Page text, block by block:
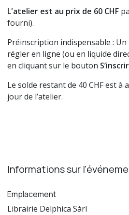
L'atelier est au prix de 60 CHF
fourni).
Préinscription indispensable : Un
régler en ligne (ou en liquide
en cliquant sur le bouton
Le solde restant de 40 CHF est à
jour de l’atelier.
Informations sur
Emplacement
Librairie Delphica Sàrl